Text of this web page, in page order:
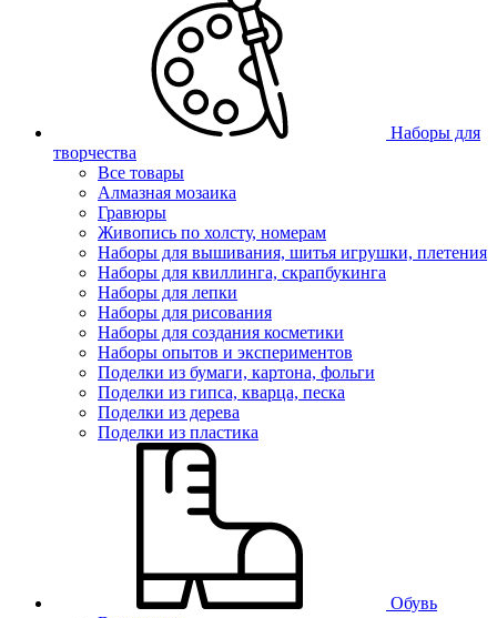
Наборы для
творчества
Все товары
Алмазная мозаика
Гравюры
Живопись по холсту, номерам
Наборы для вышивания, шитья игрушки, плетения
Наборы для квиллинга, скрапбукинга
Наборы для лепки
Наборы для рисования
Наборы для создания косметики
Наборы опытов и экспериментов
Поделки из бумаги, картона, фольги
Поделки из гипса, кварца, песка
Поделки из дерева
Поделки из пластика
Обувь